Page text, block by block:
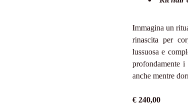
Immagina un
rinascita per
lussuosa e
profondamente
anche mentre
€ 240,00